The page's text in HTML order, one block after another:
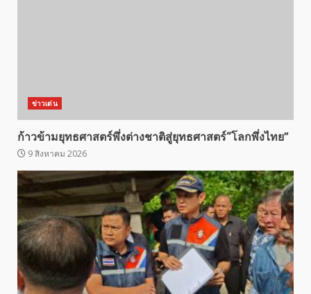
ข่าวเด่น
ก้าวข้ามยุทธศาสตร์พึ่งต่างชาติสู่ยุทธศาสตร์“โลกพึ่งไทย”
9 สิงหาคม 2026